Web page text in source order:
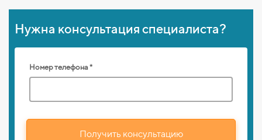
Нужна консультация специалиста?
Номер телефона *
Получить консультацию